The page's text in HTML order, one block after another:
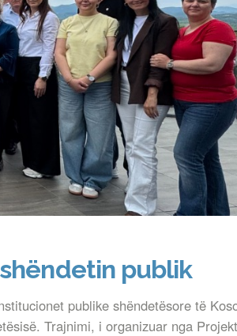
publik
publike shëndetësore të
Trajnimi, i organizuar nga